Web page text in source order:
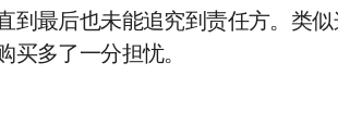
到最后也未能追究到责任方。类
买多了一分担忧。